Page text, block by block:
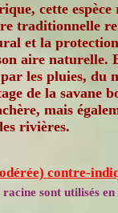
cette
traditionnelle
et la
aire naturelle.
les pluies, du
de la savane
mais
rivières.
contre-
sont utilisés